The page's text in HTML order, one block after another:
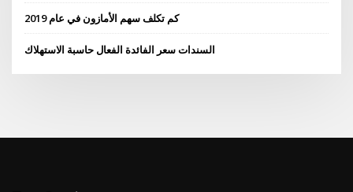
كم تكلف سهم الأمازون في عام 2019
السندات سعر الفائدة الفعال حاسبة الاستهلاك